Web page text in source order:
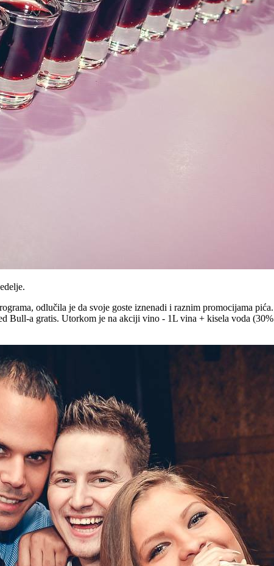
odlučila je da svoje goste iznenadi i raznim promocijama
Bull-a gratis. Utorkom je na akciji vino - 1L vina + kisela voda